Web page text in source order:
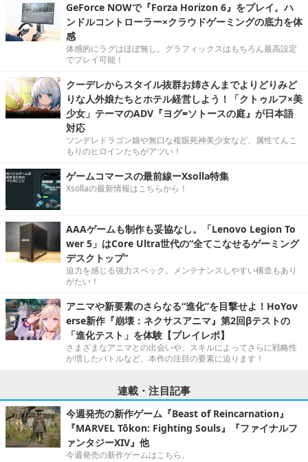
GeForce NOWで『Forza Horizon 6』をプレイ。ハ
ンドルコントローラー×クラウドゲーミングの底力を体
感
体感的にラグはほぼ無し。グラフィックスはもちろん最高設定
でプレイ可能！
クーデレからスタイル抜群お姉さんまでよりどりみど
りな人外娘たちとホテル経営しよう！「クトゥルフ×美
少女」テーマのADV『ヨグ=ソトースの庭』が日本語
対応
ツンデレドラゴン娘や無口な複眼死神美少女など、属性てんこ
もりのヒロインたちがアツい！
ゲームコマースの最前線ーXsolla特集
Xsollaの最新情報はこちらから！
AAAゲームも制作も妥協なし。「Lenovo Legion To
wer 5」はCore Ultra世代の“全てこなせるゲーミング
デスクトップ”
迫力を感じる強力スペック。メンテナンスしやすい構造もあり
がたい！
アニマや新要素のさらなる“進化”を目撃せよ！HoYov
erse新作『崩壊：ネクサスアニマ』第2回βテストの
「進化テスト」を体験【プレイレポ】
さまざまなアニマとの出会いや、スキルによってさらに戦略性
が増したバトルなど、本作の注目の要素に迫ります！
連載・注目記事
今週発売の新作ゲーム『Beast of Reincarnation』
『MARVEL Tōkon: Fighting Souls』『ファイナルフ
ァンタジーXIV』他
今週発売の新作ゲームはこちら。